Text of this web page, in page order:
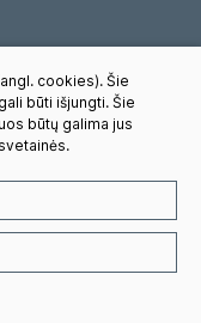
GRUPĖ, UAB
cookies). Šie
būti išjungti. Šie
būtų galima jus